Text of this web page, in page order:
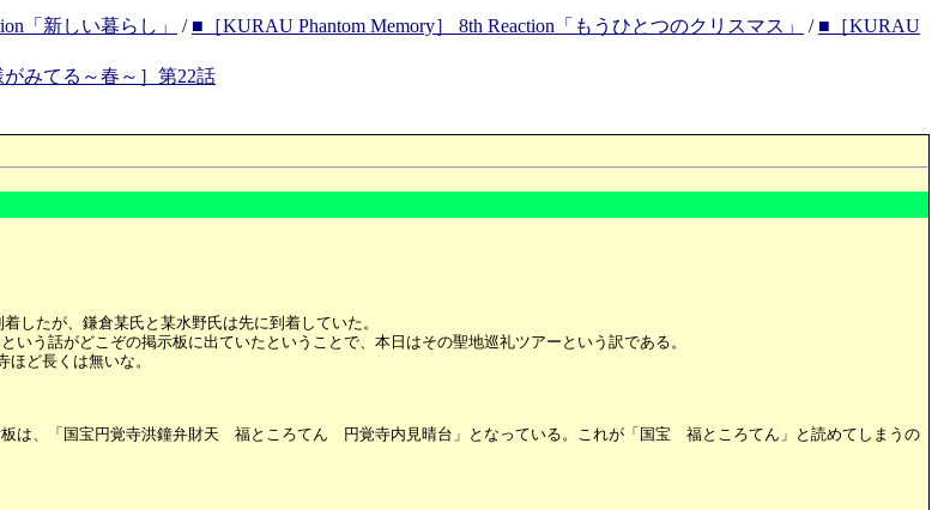
「新しい暮らし」 / ■［KURAU Phantom Memory］ 8th Reaction「もうひとつのクリスマス」 / ■［KURAU
みてる～春～］第22話
したが、鎌倉某氏と某水野氏は先に到着していた。
う話がどこぞの掲示板に出ていたということで、本日はその聖地巡礼ツアーという訳である。
ど長くは無いな。
は、「国宝円覚寺洪鐘弁財天 福ところてん 円覚寺内見晴台」となっている。これが「国宝 福ところてん」と読めてしまうの